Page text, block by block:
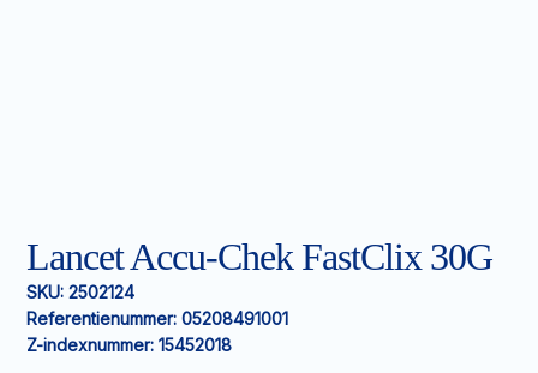
Lancet Accu-Chek FastClix 30G
SKU: 2502124
Referentienummer: 05208491001
Z-indexnummer: 15452018